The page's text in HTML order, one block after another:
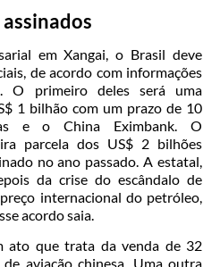
em Xangai, o Brasil deve
de acordo com informações
O primeiro deles será uma
1 bilhão com um prazo de 10
e o China Eximbank. O
parcela dos US$ 2 bilhões
no ano passado. A estatal,
da crise do escândalo de
internacional do petróleo,
acordo saia.
ato que trata da venda de 32
aviação chinesa. Uma outra